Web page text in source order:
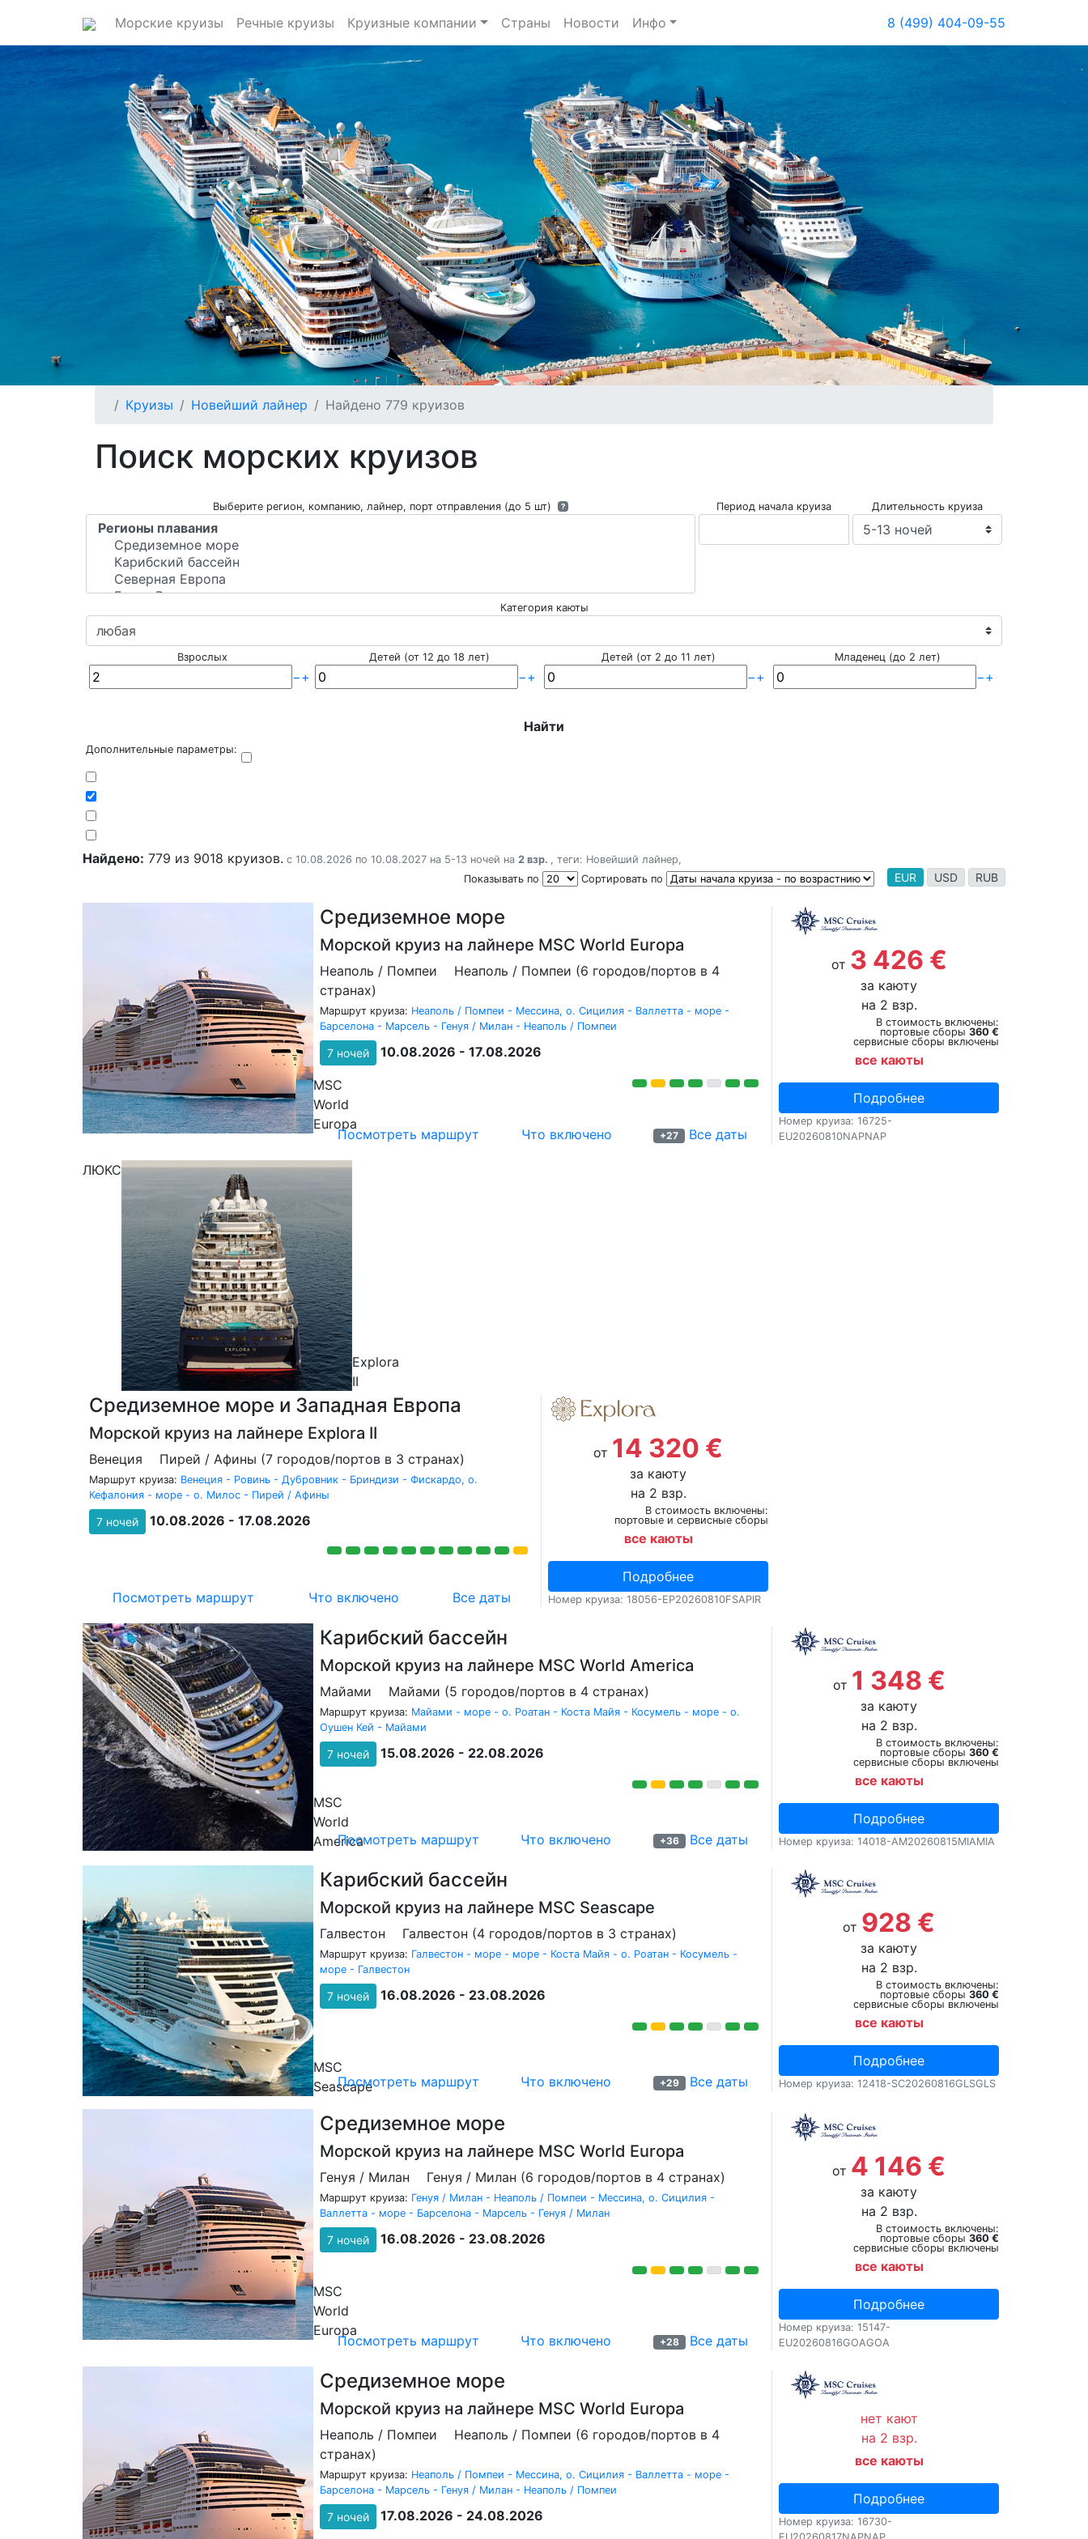
Морские круизы Речные круизы Круизные компании Страны Новости Инфо 8 (499) 404-09-55
Круизы Новейший лайнер Найдено 779 круизов
Поиск морских круизов
Выберите регион, компанию, лайнер, порт отправления (до 5 шт) ? Период начала круиза Длительность круиза
Категория каюты
Взрослых
−+
Детей (от 12 до 18 лет)
−+
Детей (от 2 до 11 лет)
−+
Младенец (до 2 лет)
−+
Найти
Дополнительные параметры:
Найдено: 779 из 9018 круизов. с 10.08.2026 по 10.08.2027 на 5-13 ночей на 2 взр. , теги: Новейший лайнер,
Показывать по
Сортировать по EUR USD RUB
MSC
World
Europa
Средиземное море
Морской круиз на лайнере MSC World Europa
Неаполь / Помпеи
Неаполь / Помпеи (6 городов/портов в 4
странах)
Маршрут круиза: Неаполь / Помпеи - Мессина, о. Сицилия - Валлетта - море -
Барселона - Марсель - Генуя / Милан - Неаполь / Помпеи
7 ночей 10.08.2026 - 17.08.2026
Посмотреть маршрут Что включено +27 Все даты
от 3 426 €
за каюту
на 2 взр.
В стоимость включены:
портовые сборы 360 €
сервисные сборы включены
все каюты
Подробнее
Номер круиза: 16725-
EU20260810NAPNAP
ЛЮКС
Explora
II
Средиземное море и Западная Европа
Морской круиз на лайнере Explora II
Венеция Пирей / Афины (7 городов/портов в 3 странах)
Маршрут круиза: Венеция - Ровинь - Дубровник - Бриндизи - Фискардо, о.
Кефалония - море - о. Милос - Пирей / Афины
7 ночей 10.08.2026 - 17.08.2026
Посмотреть маршрут Что включено Все даты
от 14 320 €
за каюту
на 2 взр.
В стоимость включены:
портовые и сервисные сборы
все каюты
Подробнее
Номер круиза: 18056-EP20260810FSAPIR
MSC
World
America
Карибский бассейн
Морской круиз на лайнере MSC World America
Майами Майами (5 городов/портов в 4 странах)
Маршрут круиза: Майами - море - о. Роатан - Коста Майя - Косумель - море - о.
Оушен Кей - Майами
7 ночей 15.08.2026 - 22.08.2026
Посмотреть маршрут Что включено +36 Все даты
от 1 348 €
за каюту
на 2 взр.
В стоимость включены:
портовые сборы 360 €
сервисные сборы включены
все каюты
Подробнее
Номер круиза: 14018-AM20260815MIAMIA
MSC
Seascape
Карибский бассейн
Морской круиз на лайнере MSC Seascape
Галвестон Галвестон (4 городов/портов в 3 странах)
Маршрут круиза: Галвестон - море - море - Коста Майя - о. Роатан - Косумель -
море - Галвестон
7 ночей 16.08.2026 - 23.08.2026
Посмотреть маршрут Что включено +29 Все даты
от 928 €
за каюту
на 2 взр.
В стоимость включены:
портовые сборы 360 €
сервисные сборы включены
все каюты
Подробнее
Номер круиза: 12418-SC20260816GLSGLS
MSC
World
Europa
Средиземное море
Морской круиз на лайнере MSC World Europa
Генуя / Милан Генуя / Милан (6 городов/портов в 4 странах)
Маршрут круиза: Генуя / Милан - Неаполь / Помпеи - Мессина, о. Сицилия -
Валлетта - море - Барселона - Марсель - Генуя / Милан
7 ночей 16.08.2026 - 23.08.2026
Посмотреть маршрут Что включено +28 Все даты
от 4 146 €
за каюту
на 2 взр.
В стоимость включены:
портовые сборы 360 €
сервисные сборы включены
все каюты
Подробнее
Номер круиза: 15147-
EU20260816GOAGOA
Средиземное море
Морской круиз на лайнере MSC World Europa
Неаполь / Помпеи
Неаполь / Помпеи (6 городов/портов в 4
странах)
Маршрут круиза: Неаполь / Помпеи - Мессина, о. Сицилия - Валлетта - море -
Барселона - Марсель - Генуя / Милан - Неаполь / Помпеи
7 ночей 17.08.2026 - 24.08.2026
нет кают
на 2 взр.
все каюты
Подробнее
Номер круиза: 16730-